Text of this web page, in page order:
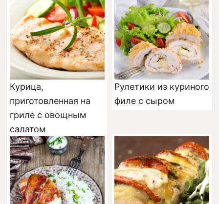
Курица,
приготовленная на
гриле с овощным
салатом
Рулетики из куриного
филе с сыром